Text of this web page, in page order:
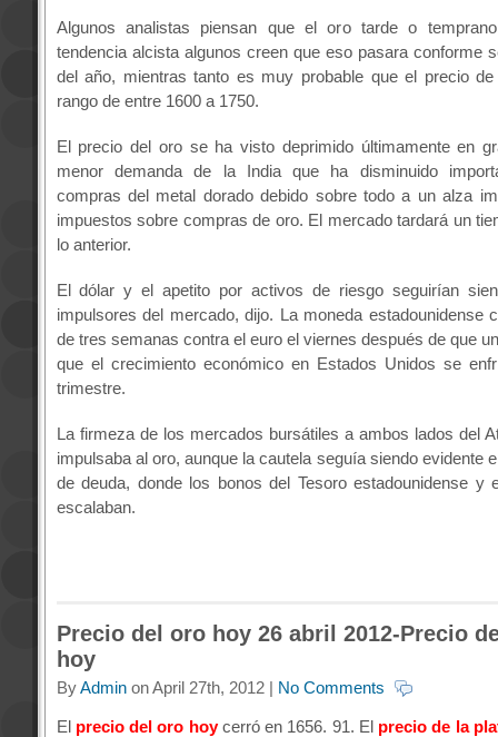
Algunos analistas piensan que el oro tarde o
tendencia alcista algunos creen que eso pasara conforme
del año, mientras tanto es muy probable que el precio
rango de entre 1600 a 1750.
El precio del oro se ha visto deprimido últimamente en
menor demanda de la India que ha disminuido
compras del metal dorado debido sobre todo a un alza
impuestos sobre compras de oro. El mercado tardará un
lo anterior.
El dólar y el apetito por activos de riesgo seguirían
impulsores del mercado, dijo. La moneda estadounidense
de tres semanas contra el euro el viernes después de que
que el crecimiento económico en Estados Unidos se
trimestre.
La firmeza de los mercados bursátiles a ambos lados del
impulsaba al oro, aunque la cautela seguía siendo evidente
de deuda, donde los bonos del Tesoro estadounidense y
escalaban.
Precio del oro hoy 26 abril 2012-Precio
hoy
ByAdminon April 27th, 2012 | No Comments
El precio del oro hoy cerró en 1656. 91. El precio de la